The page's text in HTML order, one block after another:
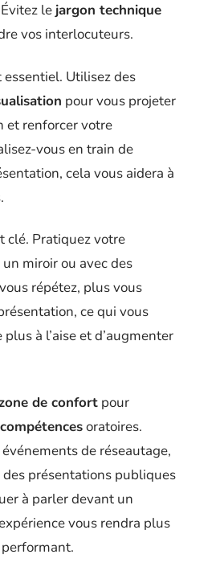
le jargon technique
vos interlocuteurs.
essentiel. Utilisez des
pour vous projeter
et renforcer votre
vous en train de
cela vous aidera à
clé. Pratiquez votre
miroir ou avec des
répétez, plus vous
ce qui vous
à l’aise et d’augmenter
de confort pour
compétencesoratoires.
de réseautage,
présentations publiques
à parler devant un
vous rendra plus